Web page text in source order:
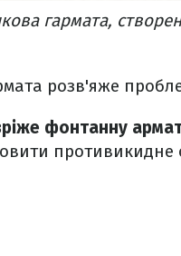
гармата,
розв'яже
фонтанну
противикидне